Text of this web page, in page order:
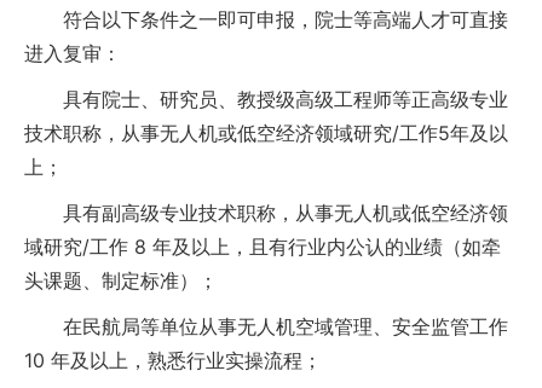
符合以下条件之一即可申报，院士等高端人才可直接
进入复审：
具有院士、研究员、教授级高级工程师等正高级专业
技术职称，从事无人机或低空经济领域研究/工作5年及以
上；
具有副高级专业技术职称，从事无人机或低空经济领
域研究/工作 8 年及以上，且有行业内公认的业绩（如牵
头课题、制定标准）；
在民航局等单位从事无人机空域管理、安全监管工作
10 年及以上，熟悉行业实操流程；